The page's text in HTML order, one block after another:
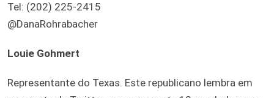
Tel: (202) 225-2415
@DanaRohrabacher
Louie Gohmert
Representante do Texas. Este republicano lembra em